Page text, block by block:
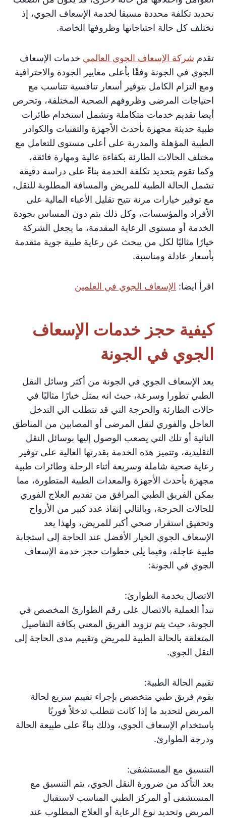
تحديد تكلفة محددة مسبقا لخدمة الإسعاف الجوي، إذ
تختلف كل حالة احتياجاتها وظروفها الخاصة.
تقدم شركة الإسعاف الجوي العالمي خدمات الإسعاف
الجوي في الجونة وفقًا بأعلى معايير الجودة والاحترافية
ومع التزام الكامل بتوفير أسعار تنافسية تتناسب مع
احتياجات المرضى وظروفهم الصحية المختلفة، وتحرص
أيضا تقديم خدمات متكاملة وتشمل استخدام طائرات
طبية حديثة مجهزة بأحدث الأجهزة والتقنيات والكوادر
الطبية المؤهلة والمدربة على أعلى مستوى للتعامل مع
مختلف الحالات الطارئة بكفاءة عالية ومهارة فائقة،
وكما تقوم بتحديد تكلفة الخدمة بناءً على دراسة دقيقة
تشمل الحالة الطبية للمريض والمسافة المطلوبة للنقل،
مع توفير خيارات مرنة تتيح تقليل الأعباء المالية على
الأفراد والمؤسسات، وكل ذلك يتم دون المساس بجودة
الخدمة أو مستوى الرعاية المقدمة، ما يجعل الشركة
خيارًا مثاليًا لكل من يبحث عن رعاية طبية جوية متقدمة
بأسعار عادلة ومناسبة.
اقرأ ايضا: الإسعاف الجوي في العلمين
كيفية حجز خدمات الإسعاف
الجوي في الجونة
يعد الإسعاف الجوي في الجونة من أكثر وسائل النقل
الطبي تطورا وسرعة، حيث انه يمثل خيارًا مثاليًا في
حالات الطارئة والحرجة التي قد تتطلب الي التدخل
العاجل والفوري لنقل المرضى أو المصابين من المناطق
النائية أو تلك التي يصعب الوصول إليها بوسائل النقل
التقليدية، وتتميز هذه الخدمة بقدرتها العالية على توفير
رعاية صحية شاملة وسريعة أثناء الرحلة وطائرات طبية
مجهزة بأحدث الأجهزة والمعدات الطبية المتطورة، مما
يمكن الفريق الطبي المرافق من تقديم العلاج الفوري
للحالات الحرجة، وبالتالي إنقاذ عدد كبير من الأرواح
وتحقيق استقرار صحي أكبر للمريض، ولهذا يعد
الإسعاف الجوي الخيار الأفضل عند الحاجة إلى استجابة
طبية عاجلة، وفيما يلي خطوات حجز خدمة الإسعاف
الجوي في الجونة:
الاتصال بخدمة الطوارئ:
تبدأ العملية بالاتصال على رقم الطوارئ المخصص في
الجونة، حيث يتم تزويد الفريق المعني بكافة التفاصيل
المتعلقة بالحالة الطبية للمريض وتقييم مدى الحاجة إلى
النقل الجوي.
تقييم الحالة الطبية:
يقوم فريق طبي متخصص بإجراء تقييم سريع لحالة
المريض لتحديد ما إذا كانت تتطلب تدخلاً فوريًا
باستخدام الإسعاف الجوي، وذلك بناءً على طبيعة الحالة
ودرجة الطوارئ.
التنسيق مع المستشفى:
بعد التأكد من ضرورة النقل الجوي، يتم التنسيق مع
المستشفى أو المركز الطبي المناسب لاستقبال
المريض وتحديد نوع الرعاية أو العلاج المطلوب عند